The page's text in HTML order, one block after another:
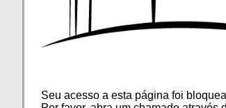
Seu acesso a esta página foi